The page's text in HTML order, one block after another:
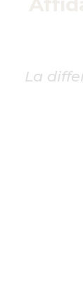
La